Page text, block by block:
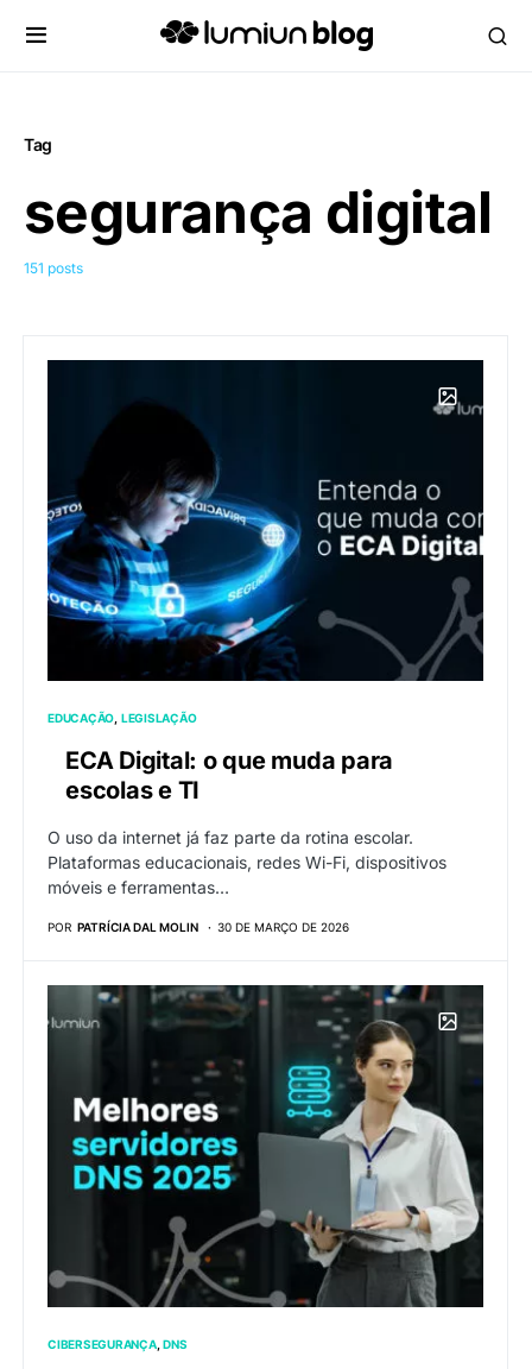
Tag
segurança digital
151 posts
EDUCAÇÃO LEGISLAÇÃO
ECA Digital: o que muda para
escolas e TI
O uso da internet já faz parte da rotina escolar.
Plataformas educacionais, redes Wi-Fi, dispositivos
móveis e ferramentas…
POR PATRÍCIA DAL MOLIN 30 DE MARÇO DE 2026
CIBERSEGURANÇA DNS